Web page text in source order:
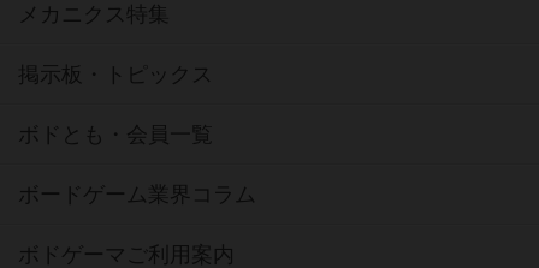
メカニクス特集
掲示板・トピックス
ボドとも・会員一覧
ボードゲーム業界コラム
ボドゲーマご利用案内